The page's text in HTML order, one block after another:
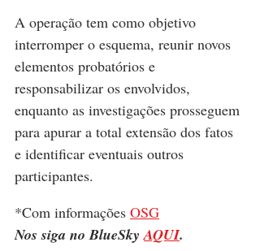
A operação tem como objetivo
interromper o esquema, reunir novos
elementos probatórios e
responsabilizar os envolvidos,
enquanto as investigações prosseguem
para apurar a total extensão dos fatos
e identificar eventuais outros
participantes.
*Com informações OSG
Nos siga no BlueSky AQUI.